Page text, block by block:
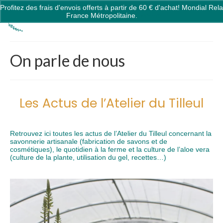
Profitez des frais d'envois offerts à partir de 60 € d'achat! Mondial
France Métropolitaine.
On parle de nous
Les Actus de l’Atelier du Tilleul
Retrouvez ici toutes les actus de l’Atelier du Tilleul concernant la
savonnerie artisanale (fabrication de savons et de
cosmétiques), le quotidien à la ferme et la culture de l’aloe vera
(culture de la plante, utilisation du gel, recettes…)